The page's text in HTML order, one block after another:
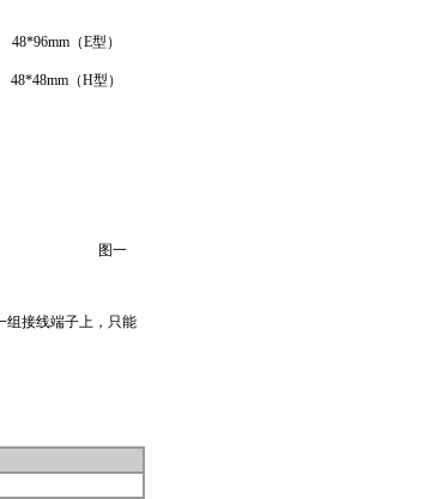
48*96mm（E型）
48*48mm（H型）
图一
组接线端子上，只能